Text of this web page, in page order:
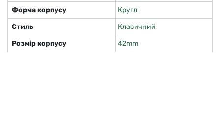
Форма корпусу
Круглі
Стиль
Класичний
Розмір корпусу
42mm